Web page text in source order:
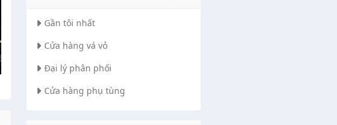
Gần tôi nhất
Cửa hàng vá vỏ
Đại lý phân phối
Cửa hàng phụ tùng